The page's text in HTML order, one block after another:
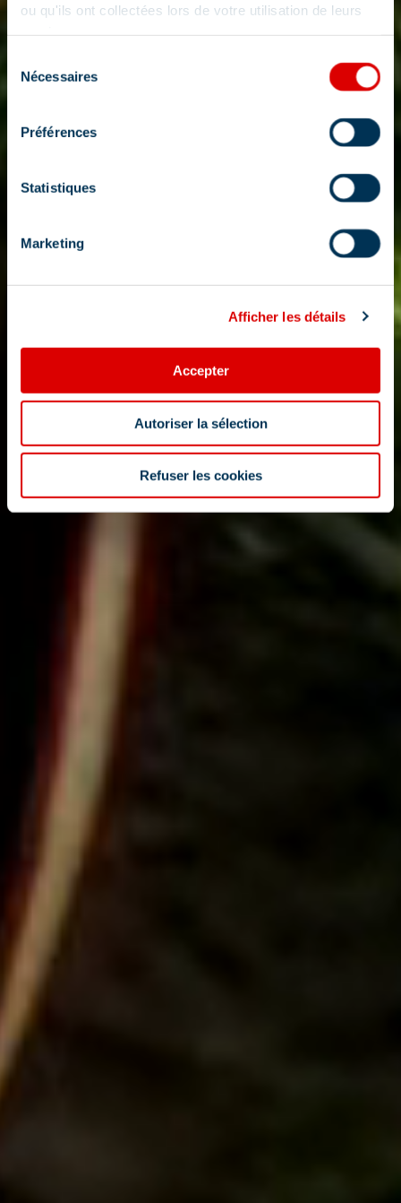
ou qu'ils ont collectées lors de votre utilisation de leurs
Nécessaires
Préférences
Statistiques
Marketing
Afficher les détails
Accepter
Autoriser la sélection
Refuser les cookies